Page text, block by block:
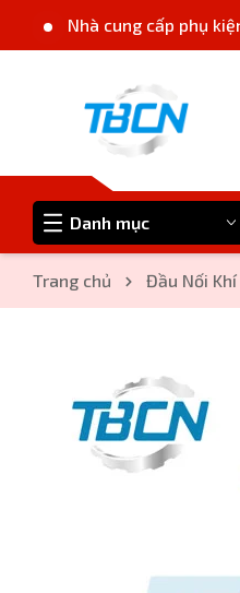
Nhà cung cấp phụ
Danh mục
Trang chủ Đầu Nối